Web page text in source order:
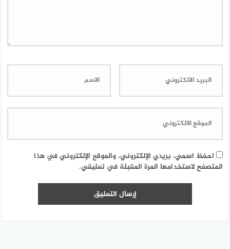
احفظ اسمي، بريدي الإلكتروني، والموقع الإلكتروني في هذا
المتصفح لاستخدامها المرة المقبلة في تعليقي.